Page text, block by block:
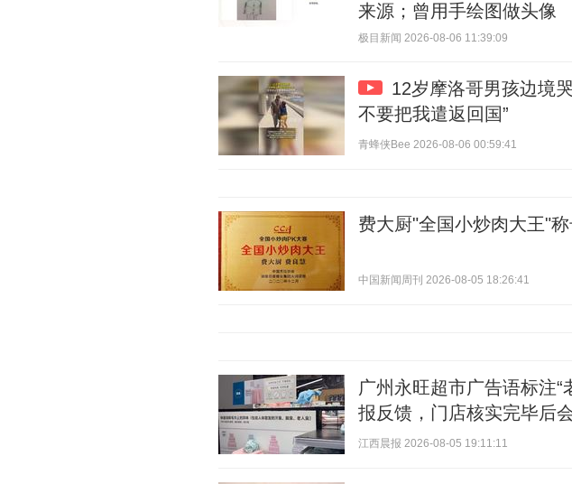
来源；曾用手绘图做头像
极目新闻 2026-08-06 11:39:09
12岁摩洛哥男孩边境
不要把我遣返回国”
青蜂侠Bee 2026-08-06 00:59:41
费大厨"全国小炒肉大王"
中国新闻周刊 2026-08-05 18:26:41
广州永旺超市广告语标注“
报反馈，门店核实完毕后
江西晨报 2026-08-05 19:11:11